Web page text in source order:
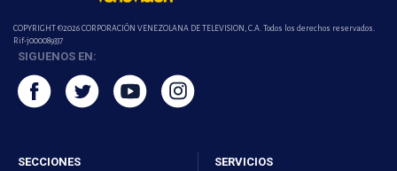
COPYRIGHT ©2026 CORPORACIÓN VENEZOLANA DE TELEVISION, C.A. Todos los derechos reservados.
Rif-j000089337
SIGUENOS EN:
SECCIONES SERVICIOS